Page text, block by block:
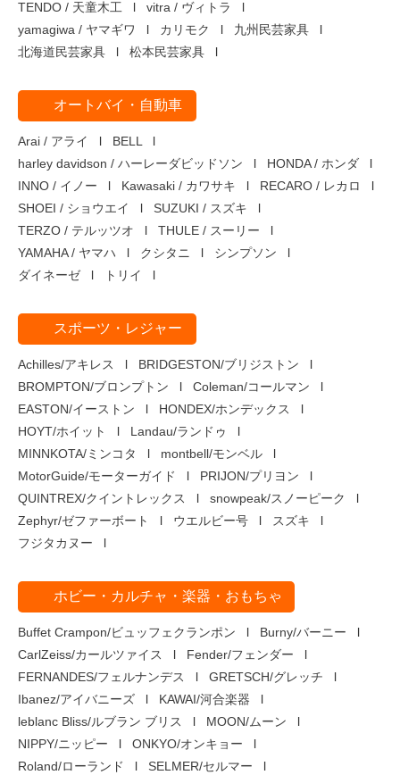
TENDO / 天童木工
vitra / ヴィトラ
yamagiwa / ヤマギワ
カリモク
九州民芸家具
北海道民芸家具
松本民芸家具
オートバイ・自動車
Arai / アライ
BELL
harley davidson / ハーレーダビッドソン
HONDA / ホンダ
INNO / イノー
Kawasaki / カワサキ
RECARO / レカロ
SHOEI / ショウエイ
SUZUKI / スズキ
TERZO / テルッツオ
THULE / スーリー
YAMAHA / ヤマハ
クシタニ
シンプソン
ダイネーゼ
トリイ
スポーツ・レジャー
Achilles/アキレス
BRIDGESTON/ブリジストン
BROMPTON/ブロンプトン
Coleman/コールマン
EASTON/イーストン
HONDEX/ホンデックス
HOYT/ホイット
Landau/ランドゥ
MINNKOTA/ミンコタ
montbell/モンベル
MotorGuide/モーターガイド
PRIJON/プリヨン
QUINTREX/クイントレックス
snowpeak/スノーピーク
Zephyr/ゼファーボート
ウエルビー号
スズキ
フジタカヌー
ホビー・カルチャ・楽器・おもちゃ
Buffet Crampon/ビュッフェクランポン
Burny/バーニー
CarlZeiss/カールツァイス
Fender/フェンダー
FERNANDES/フェルナンデス
GRETSCH/グレッチ
Ibanez/アイバニーズ
KAWAI/河合楽器
leblanc Bliss/ルブラン ブリス
MOON/ムーン
NIPPY/ニッピー
ONKYO/オンキョー
Roland/ローランド
SELMER/セルマー